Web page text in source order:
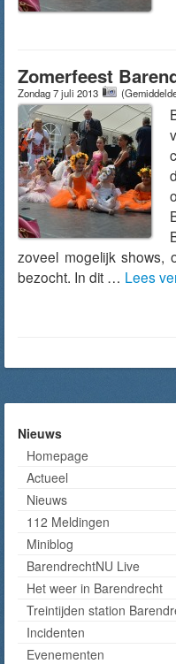
Zomerfeest
Zondag 7 juli 2013
zoveel mogelijk shows,
bezocht. In dit … Lees
Nieuws
Homepage
Actueel
Nieuws
112 Meldingen
Miniblog
BarendrechtNU Live
Het weer in Barendrecht
Treintijden station
Incidenten
Evenementen